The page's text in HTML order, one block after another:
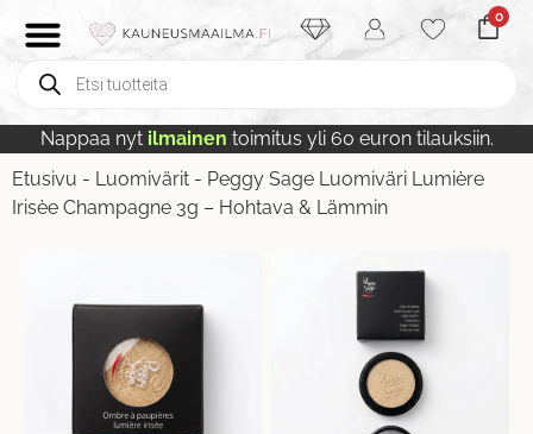
0
Nappaa nyt ilmainen toimitus yli 60 euron tilauksiin.
Etusivu - Luomivärit - Peggy Sage Luomiväri Lumière
Irisèe Champagne 3g – Hohtava & Lämmin